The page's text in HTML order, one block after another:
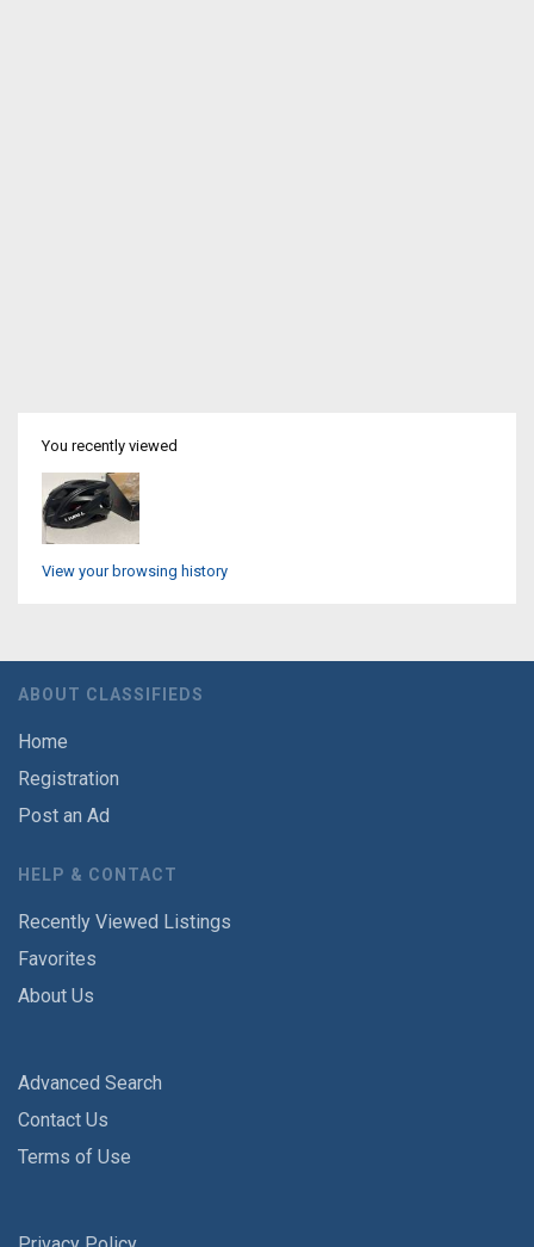
You recently viewed
View your browsing history
ABOUT CLASSIFIEDS
Home
Registration
Post an Ad
HELP & CONTACT
Recently Viewed Listings
Favorites
About Us
Advanced Search
Contact Us
Terms of Use